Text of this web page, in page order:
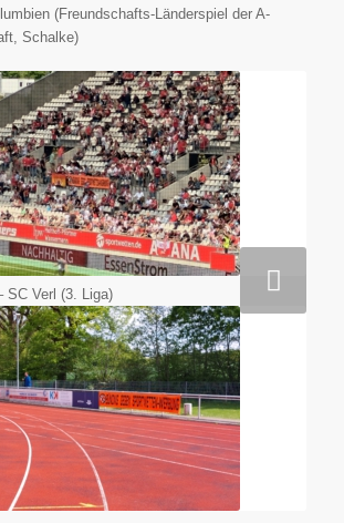
(Freundschafts-Länderspiel der A-
Schalke)
SC Verl (3. Liga)
Weiter